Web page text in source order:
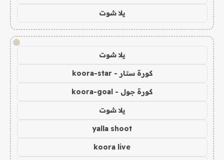
يلا شوت
!
يلا شوت
كورة ستار - koora-star
كورة جول - koora-goal
يلا شوت
yalla shoot
koora live